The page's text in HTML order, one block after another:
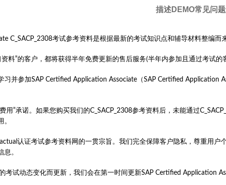
描述DEMO常见问
C_SACP_2308考试参考资料是根据最新的考试知识点和辅导材料整编而
资料”的客户，都将获得半年免费更新的售后服务(半年内参加且通过考试
习并参加SAP Certified Application Associate（SAP Certified Application
用”承诺。如果您购买我们的C_SACP_2308参考资料后，未能通过
。
认证考试参考资料网的一贯宗旨。我们完全保障客户隐私，尊重用
息。
考试动态变化而更新，我们会在第一时间更新SAP Certified Application